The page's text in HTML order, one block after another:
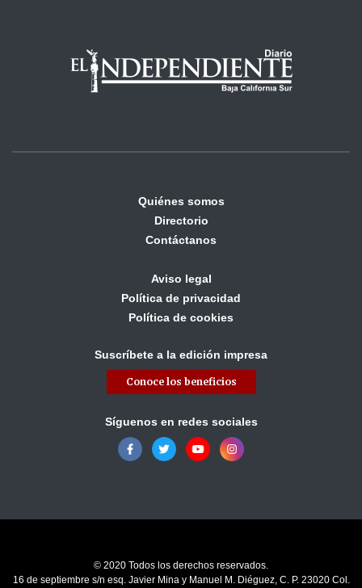
Quiénes somos
Directorio
Contáctanos
Aviso legal
Política de privacidad
Política de cookies
Suscríbete a la edición impresa
Conoce los beneficios
Síguenos en redes sociales
© 2020 Todos los derechos reservados.
16 de septiembre s/n esq. Javier Mina y Manuel M. Diéguez, C. P. 23020 Col.